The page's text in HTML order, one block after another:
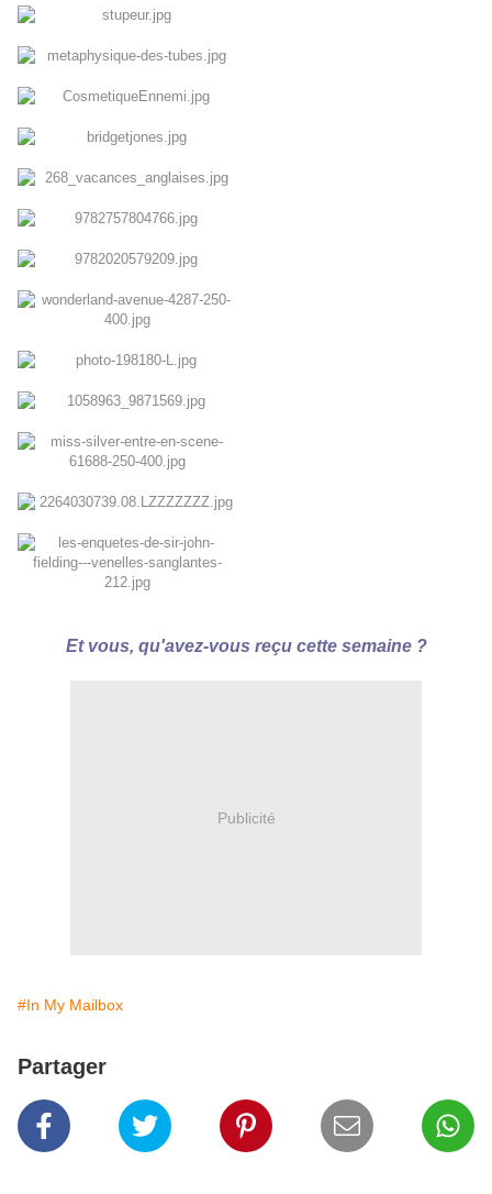
Et vous, qu'avez-vous reçu cette semaine ?
Publicité
#In My Mailbox
Partager